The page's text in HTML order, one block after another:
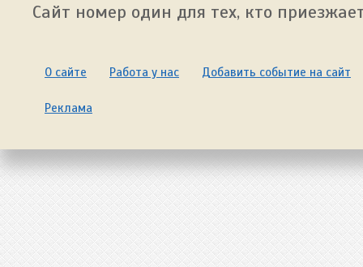
Сайт номер один для тех, кто
О сайте Работа у нас Добавить событие на сайт
Реклама